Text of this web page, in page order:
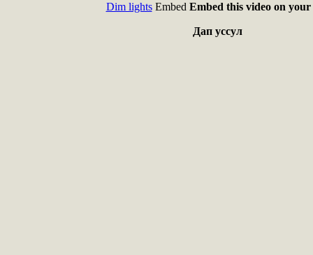
Dim lightsEmbed Embed this video on your
Дап уссул